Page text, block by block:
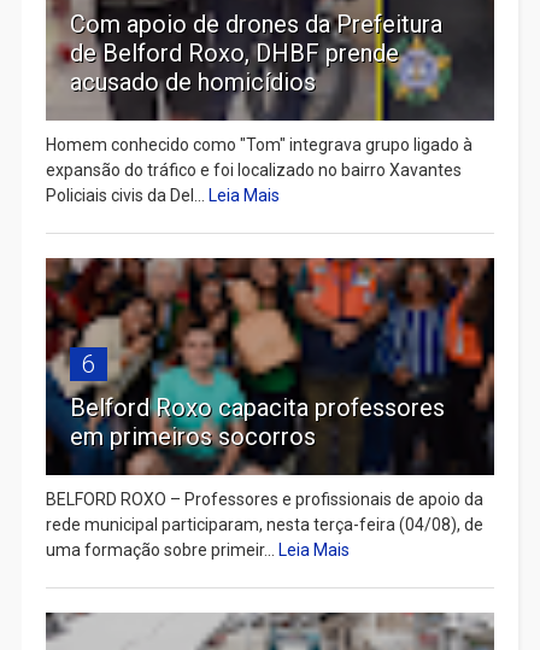
Com apoio de drones da Prefeitura
de Belford Roxo, DHBF prende
acusado de homicídios
Homem conhecido como "Tom" integrava grupo ligado à
expansão do tráfico e foi localizado no bairro Xavantes
Policiais civis da Del...
Leia Mais
6
Belford Roxo capacita professores
em primeiros socorros
BELFORD ROXO – Professores e profissionais de apoio da
rede municipal participaram, nesta terça-feira (04/08), de
uma formação sobre primeir...
Leia Mais